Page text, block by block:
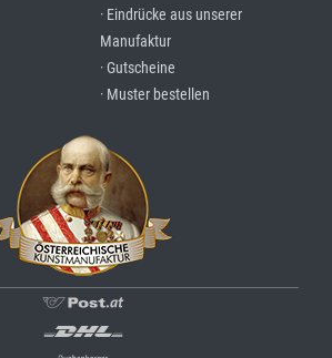
· Eindrücke aus unserer
Manufaktur
· Gutscheine
· Muster bestellen